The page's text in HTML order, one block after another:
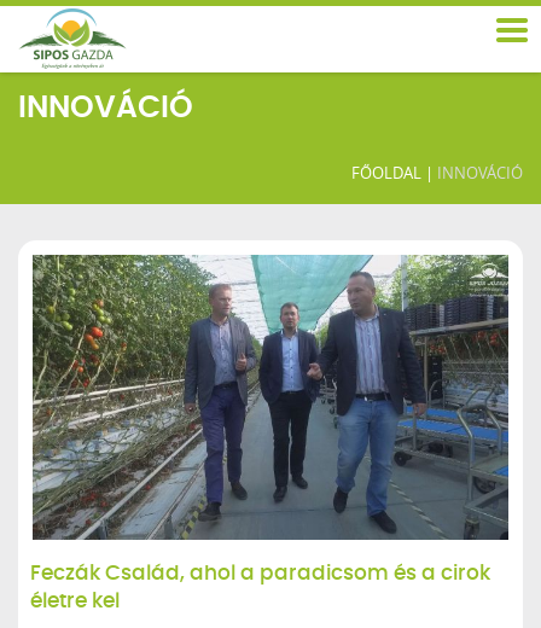
INNOVÁCIÓ
FŐOLDAL | INNOVÁCIÓ
Feczák Család, ahol a paradicsom és a cirok
életre kel